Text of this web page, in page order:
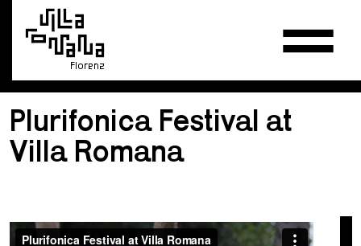
Florenz
Plurifonica Festival at
Villa Romana